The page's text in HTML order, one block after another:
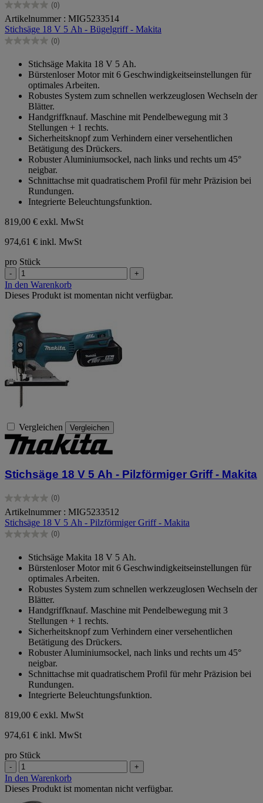
(0)
0.0
von
5
Sternen.
Artikelnummer : MIG5233514
Stichsäge 18 V 5 Ah - Bügelgriff - Makita
(0)
0.0
Sternen.
Stichsäge Makita 18 V 5 Ah.
Bürstenloser Motor mit 6 Geschwindigkeitseinstellungen für
optimales Arbeiten.
Robustes System zum schnellen werkzeuglosen Wechseln der
Blätter.
Handgriffknauf. Maschine mit Pendelbewegung mit 3
Stellungen + 1 rechts.
Sicherheitsknopf zum Verhindern einer versehentlichen
Betätigung des Drückers.
Robuster Aluminiumsockel, nach links und rechts um 45°
neigbar.
Schnittachse mit quadratischem Profil für mehr Präzision bei
Rundungen.
Integrierte Beleuchtungsfunktion.
819,00 € exkl. MwSt
974,61 € inkl. MwSt
pro Stück
- +
In den Warenkorb
Dieses Produkt ist momentan nicht verfügbar.
Vergleichen Vergleichen
Stichsäge 18 V 5 Ah - Pilzförmiger Griff - Makita
(0)
0.0
von
5
Sternen.
Artikelnummer : MIG5233512
Stichsäge 18 V 5 Ah - Pilzförmiger Griff - Makita
(0)
0.0
Sternen.
Stichsäge Makita 18 V 5 Ah.
Bürstenloser Motor mit 6 Geschwindigkeitseinstellungen für
optimales Arbeiten.
Robustes System zum schnellen werkzeuglosen Wechseln der
Blätter.
Handgriffknauf. Maschine mit Pendelbewegung mit 3
Stellungen + 1 rechts.
Sicherheitsknopf zum Verhindern einer versehentlichen
Betätigung des Drückers.
Robuster Aluminiumsockel, nach links und rechts um 45°
neigbar.
Schnittachse mit quadratischem Profil für mehr Präzision bei
Rundungen.
Integrierte Beleuchtungsfunktion.
819,00 € exkl. MwSt
974,61 € inkl. MwSt
pro Stück
- +
In den Warenkorb
Dieses Produkt ist momentan nicht verfügbar.